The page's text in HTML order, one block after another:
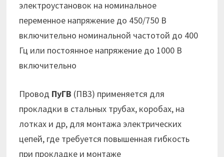
электроустановок на номинальное
переменное напряжение до 450/750 В
включительно номинальной частотой до 400
Гц или постоянное напряжение до 1000 В
включительно
Провод ПуГВ (ПВ3) применяется для
прокладки в стальных трубах, коробах, на
лотках и др, для монтажа электрических
цепей, где требуется повышенная гибкость
при прокладке и монтаже